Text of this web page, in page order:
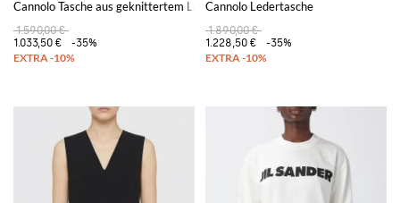
Cannolo Tasche aus geknittertem Laminiertes Leder
1.590,00 €
1.033,50 €
-35%
Cannolo Ledertasche
1.890,00 €
1.228,50 €
-35%